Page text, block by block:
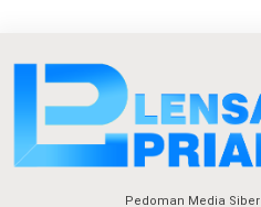
Pedoman Media Siber